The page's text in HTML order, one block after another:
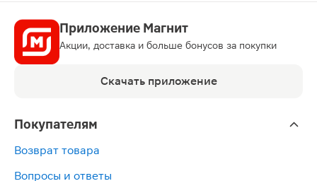
Приложение Магнит
Акции, доставка и больше бонусов за покупки
Скачать приложение
Покупателям
Возврат товара
Вопросы и ответы